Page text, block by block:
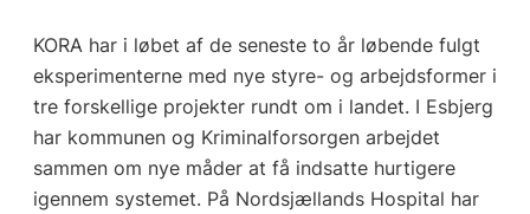
KORA har i løbet af de seneste to år løbende fulgt
eksperimenterne med nye styre- og arbejdsformer i
tre forskellige projekter rundt om i landet. I Esbjerg
har kommunen og Kriminalforsorgen arbejdet
sammen om nye måder at få indsatte hurtigere
igennem systemet. På Nordsjællands Hospital har